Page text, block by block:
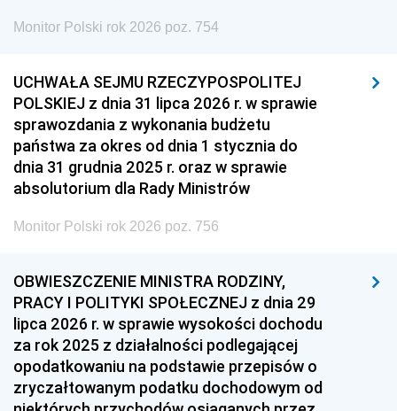
Monitor Polski rok 2026 poz. 754
UCHWAŁA SEJMU RZECZYPOSPOLITEJ
POLSKIEJ z dnia 31 lipca 2026 r. w sprawie
sprawozdania z wykonania budżetu
państwa za okres od dnia 1 stycznia do
dnia 31 grudnia 2025 r. oraz w sprawie
absolutorium dla Rady Ministrów
Monitor Polski rok 2026 poz. 756
OBWIESZCZENIE MINISTRA RODZINY,
PRACY I POLITYKI SPOŁECZNEJ z dnia 29
lipca 2026 r. w sprawie wysokości dochodu
za rok 2025 z działalności podlegającej
opodatkowaniu na podstawie przepisów o
zryczałtowanym podatku dochodowym od